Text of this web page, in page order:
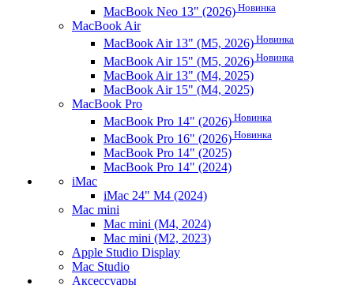
MacBook Neo 13" (2026) Новинка
MacBook Air
MacBook Air 13" (M5, 2026) Новинка
MacBook Air 15" (M5, 2026) Новинка
MacBook Air 13" (M4, 2025)
MacBook Air 15" (M4, 2025)
MacBook Pro
MacBook Pro 14" (2026) Новинка
MacBook Pro 16" (2026) Новинка
MacBook Pro 14" (2025)
MacBook Pro 14" (2024)
iMac
iMac 24" M4 (2024)
Mac mini
Mac mini (M4, 2024)
Mac mini (M2, 2023)
Apple Studio Display
Mac Studio
Аксессуары